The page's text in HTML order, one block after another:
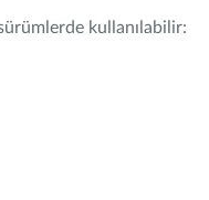
kullanılabilir: